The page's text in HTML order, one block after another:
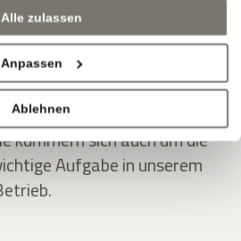
Alle zulassen
Anpassen
Ablehnen
Nicolussi-Leck, arbeiten
Sie sind ein eingespieltes
und der Weinproduktion.
sie gerne über
bei der wöchentlichen
kümmern sich auch um die
Aufgabe in unserem